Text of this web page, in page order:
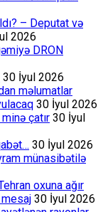
– Deputat və
2026
DRON
30 İyul 2026
məlumatlar
30 İyul 2026
çatır 30 İyul
30 İyul 2026
münasibətilə
oxuna ağır
30 İyul 2026